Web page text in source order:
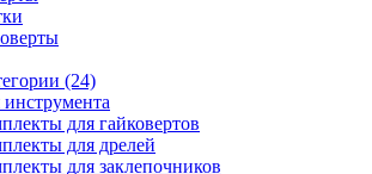
(24)
инструмента
для гайковертов
для дрелей
для заклепочников